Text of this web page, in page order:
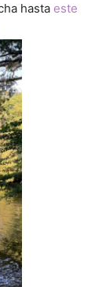
hasta este